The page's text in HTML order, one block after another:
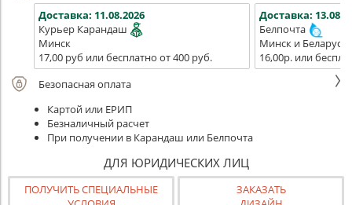
Доставка: 11.08.2026
Курьер Карандаш
Минск
17,00 руб или бесплатно от 400 руб.
Доставка:
Белпочта
Минск и Беларусь
16,00р. или
Безопасная оплата
Картой или ЕРИП
Безналичный расчет
При получении в Карандаш или Белпочта
ДЛЯ ЮРИДИЧЕСКИХ ЛИЦ
ПОЛУЧИТЬ СПЕЦИАЛЬНЫЕ
ЗАКАЗАТЬ